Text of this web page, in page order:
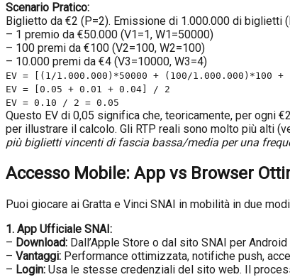
Scenario Pratico:
Biglietto da €2 (P=2). Emissione di 1.000.000 di biglietti
– 1 premio da €50.000 (V1=1, W1=50000)
– 100 premi da €100 (V2=100, W2=100)
– 10.000 premi da €4 (V3=10000, W3=4)
EV = [(1/1.000.000)*50000 + (100/1.000.000)*100
EV = [0.05 + 0.01 + 0.04] / 2
EV = 0.10 / 2 = 0.05
Questo EV di 0,05 significa che, teoricamente, per ogni
per illustrare il calcolo. Gli RTP reali sono molto più alti
più biglietti vincenti di fascia bassa/media per una
Accesso Mobile: App vs Browser
Puoi giocare ai Gratta e Vinci SNAI in mobilità in due
1. App Ufficiale SNAI:
– Download: Dall’Apple Store o dal sito SNAI per
– Vantaggi: Performance ottimizzata, notifiche push,
– Login: Usa le stesse credenziali del sito web. Il